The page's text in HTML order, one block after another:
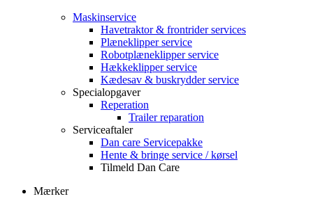
Maskinservice
Havetraktor & frontrider services
Plæneklipper service
Robotplæneklipper service
Hækkeklipper service
Kædesav & buskrydder service
Specialopgaver
Reperation
Trailer reparation
Serviceaftaler
Dan care Servicepakke
Hente & bringe service / kørsel
Tilmeld Dan Care
Mærker